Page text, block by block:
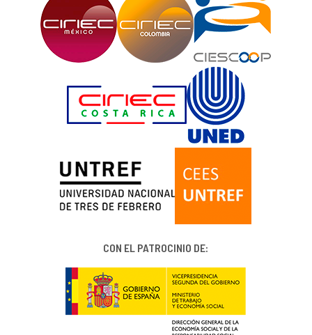
CON EL PATROCINIO DE: